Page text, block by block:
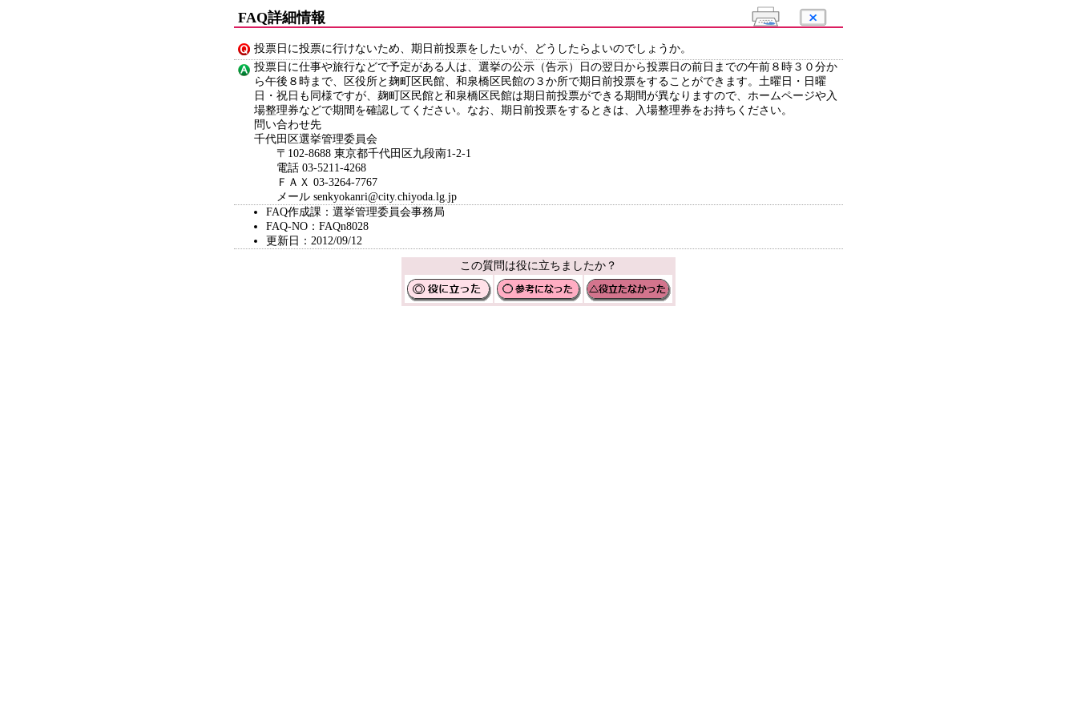
FAQ詳細情報
投票日に投票に行けないため、期日前投票をしたいが、どうしたらよいのでしょうか。
投票日に仕事や旅行などで予定がある人は、選挙の公示（告示）日の翌日から投票日の前日までの午前８時３０分か
ら午後８時まで、区役所と麹町区民館、和泉橋区民館の３か所で期日前投票をすることができます。土曜日・日曜
日・祝日も同様ですが、麹町区民館と和泉橋区民館は期日前投票ができる期間が異なりますので、ホームページや入
場整理券などで期間を確認してください。なお、期日前投票をするときは、入場整理券をお持ちください。
問い合わせ先
千代田区選挙管理委員会
〒102-8688 東京都千代田区九段南1-2-1
電話 03-5211-4268
ＦＡＸ 03-3264-7767
メール senkyokanri@city.chiyoda.lg.jp
FAQ作成課：選挙管理委員会事務局
FAQ-NO：FAQn8028
更新日：2012/09/12
この質問は役に立ちましたか？